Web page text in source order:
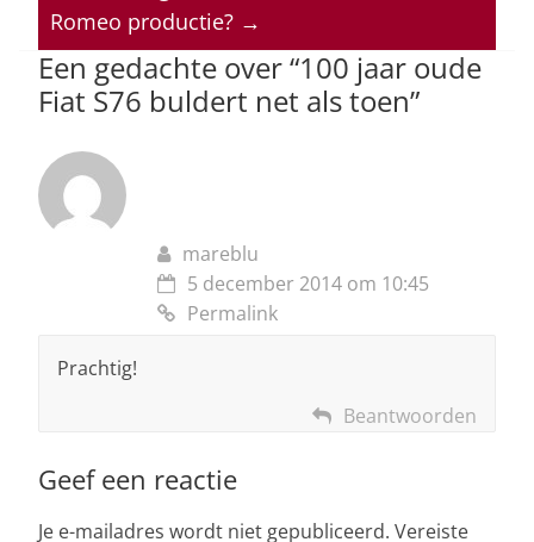
p o
k
Romeo productie? →
Een gedachte over “100 jaar oude
Fiat S76 buldert net als toen”
mareblu
5 december 2014 om 10:45
Permalink
Prachtig!
Beantwoorden
Geef een reactie
Je e-mailadres wordt niet gepubliceerd. Vereiste